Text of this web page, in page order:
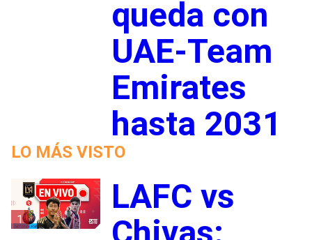
queda con
UAE-Team
Emirates
hasta 2031
LO MÁS VISTO
1
LAFC vs